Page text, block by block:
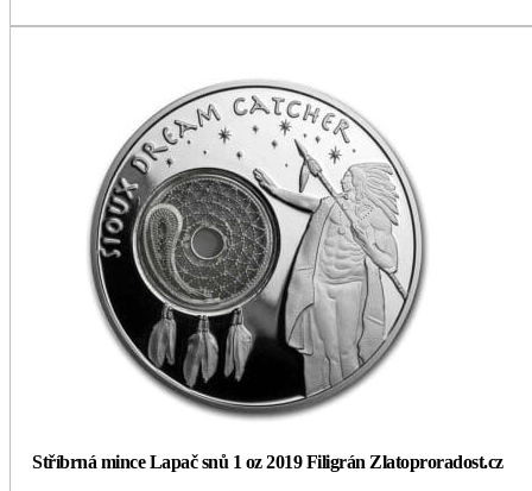
Stříbrná mince Lapač snů 1 oz 2019 Filigrán Zlatoproradost.cz